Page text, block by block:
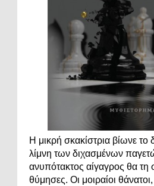
Η μικρή σκακίστρια βίωνε το
λίμνη των διχασμένων
ανυπότακτος αίγαγρος θα τη
θύμησες. Οι μοιραίοι